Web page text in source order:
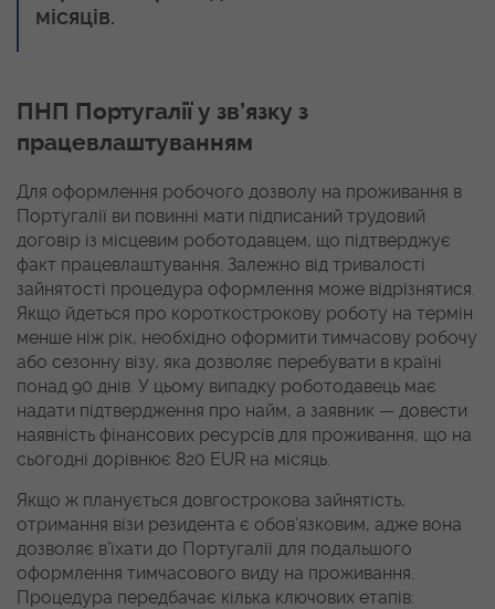
місяців.
ПНП Португалії у зв’язку з
працевлаштуванням
Для оформлення робочого дозволу на проживання в
Португалії ви повинні мати підписаний трудовий
договір із місцевим роботодавцем, що підтверджує
факт працевлаштування. Залежно від тривалості
зайнятості процедура оформлення може відрізнятися.
Якщо йдеться про короткострокову роботу на термін
менше ніж рік, необхідно оформити тимчасову робочу
або сезонну візу, яка дозволяє перебувати в країні
понад 90 днів. У цьому випадку роботодавець має
надати підтвердження про найм, а заявник — довести
наявність фінансових ресурсів для проживання, що на
сьогодні дорівнює 820 EUR на місяць.
Якщо ж планується довгострокова зайнятість,
отримання візи резидента є обов’язковим, адже вона
дозволяє в’їхати до Португалії для подальшого
оформлення тимчасового виду на проживання.
Процедура передбачає кілька ключових етапів: